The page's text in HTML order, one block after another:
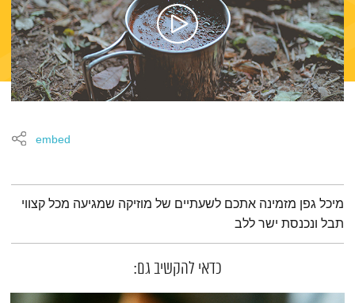
embed
תמצית הפודקאסט
מיכל גפן מזמינה אתכם לשעתיים של מוזיקה שמגיעה מכל קצווי
תבל ונכנסת ישר ללב
כדאי להקשיב גם: